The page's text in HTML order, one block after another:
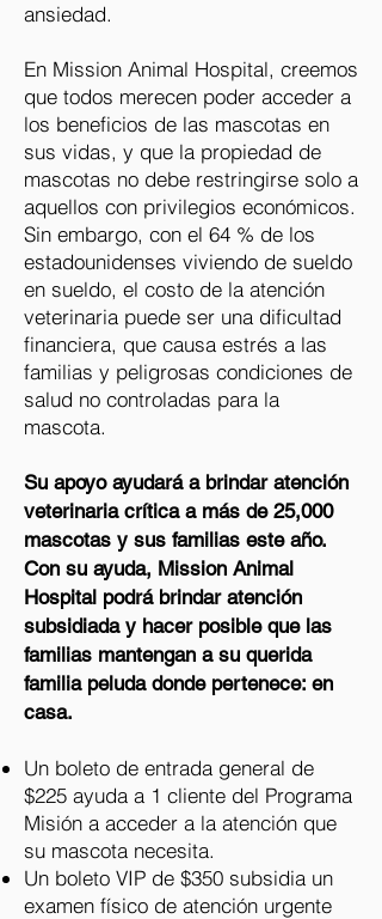
ansiedad.
En Mission Animal Hospital, creemos
que todos merecen poder acceder a
los beneficios de las mascotas en
sus vidas, y que la propiedad de
mascotas no debe restringirse solo a
aquellos con privilegios económicos.
Sin embargo, con el 64 % de los
estadounidenses viviendo de sueldo
en sueldo, el costo de la atención
veterinaria puede ser una dificultad
financiera, que causa estrés a las
familias y peligrosas condiciones de
salud no controladas para la
mascota.
Su apoyo ayudará a brindar atención
veterinaria crítica a más de 25,000
mascotas y sus familias este año.
Con su ayuda, Mission Animal
Hospital podrá brindar atención
subsidiada y hacer posible que las
familias mantengan a su querida
familia peluda donde pertenece: en
casa.
Un boleto de entrada general de
$225 ayuda a 1 cliente del Programa
Misión a acceder a la atención que
su mascota necesita.
Un boleto VIP de $350 subsidia un
examen físico de atención urgente